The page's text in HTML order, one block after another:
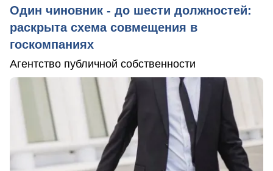
Один чиновник - до шести должностей:
раскрыта схема совмещения в
госкомпаниях
Агентство публичной собственности